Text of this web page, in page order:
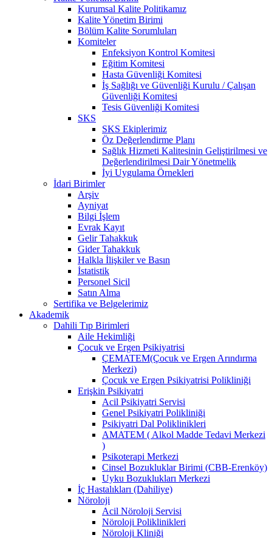
Kurumsal Kalite Politikamız
Kalite Yönetim Birimi
Bölüm Kalite Sorumluları
Komiteler
Enfeksiyon Kontrol Komitesi
Eğitim Komitesi
Hasta Güvenliği Komitesi
İş Sağlığı ve Güvenliği Kurulu / Çalışan
Güvenliği Komitesi
Tesis Güvenliği Komitesi
SKS
SKS Ekiplerimiz
Öz Değerlendirme Planı
Sağlık Hizmeti Kalitesinin Geliştirilmesi ve
Değerlendirilmesi Dair Yönetmelik
İyi Uygulama Örnekleri
İdari Birimler
Arşiv
Ayniyat
Bilgi İşlem
Evrak Kayıt
Gelir Tahakkuk
Gider Tahakkuk
Halkla İlişkiler ve Basın
İstatistik
Personel Sicil
Satın Alma
Sertifika ve Belgelerimiz
Akademik
Dahili Tıp Birimleri
Aile Hekimliği
Çocuk ve Ergen Psikiyatrisi
ÇEMATEM(Çocuk ve Ergen Arındırma
Merkezi)
Çocuk ve Ergen Psikiyatrisi Polikliniği
Erişkin Psikiyatri
Acil Psikiyatri Servisi
Genel Psikiyatri Polikliniği
Psikiyatri Dal Poliklinikleri
AMATEM ( Alkol Madde Tedavi Merkezi
)
Psikoterapi Merkezi
Cinsel Bozukluklar Birimi (CBB-Erenköy)
Uyku Bozuklukları Merkezi
İç Hastalıkları (Dahiliye)
Nöroloji
Acil Nöroloji Servisi
Nöroloji Poliklinikleri
Nöroloji Kliniği